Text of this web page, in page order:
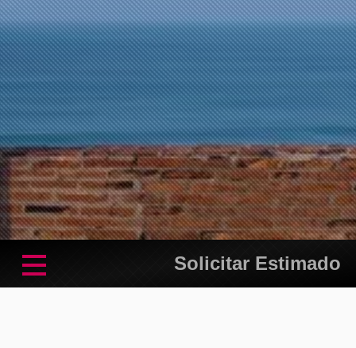
Solicitar Estimado